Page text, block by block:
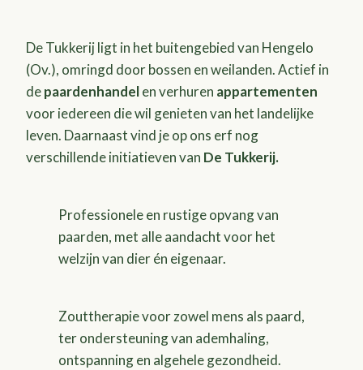
De Tukkerij ligt in het buitengebied van Hengelo
(Ov.), omringd door bossen en weilanden. Actief in
depaardenhandelen verhuren appartementen
voor iedereen die wil genieten van het landelijke
leven. Daarnaast vind je op ons erf nog
verschillende initiatieven van De Tukkerij.
Professionele en rustige opvang van
paarden, met alle aandacht voor het
welzijn van dier én eigenaar.
Zouttherapie voor zowel mens als paard,
ter ondersteuning van ademhaling,
ontspanning en algehele gezondheid.